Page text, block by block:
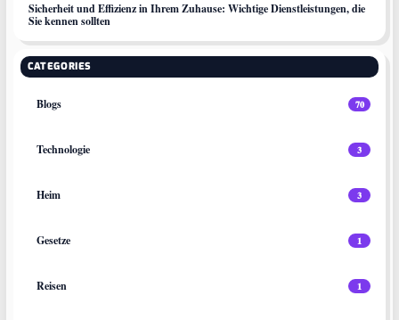
Sicherheit und Effizienz in Ihrem Zuhause: Wichtige Dienstleistungen, die
Sie kennen sollten
CATEGORIES
Blogs 70
Technologie 3
Heim 3
Gesetze 1
Reisen 1